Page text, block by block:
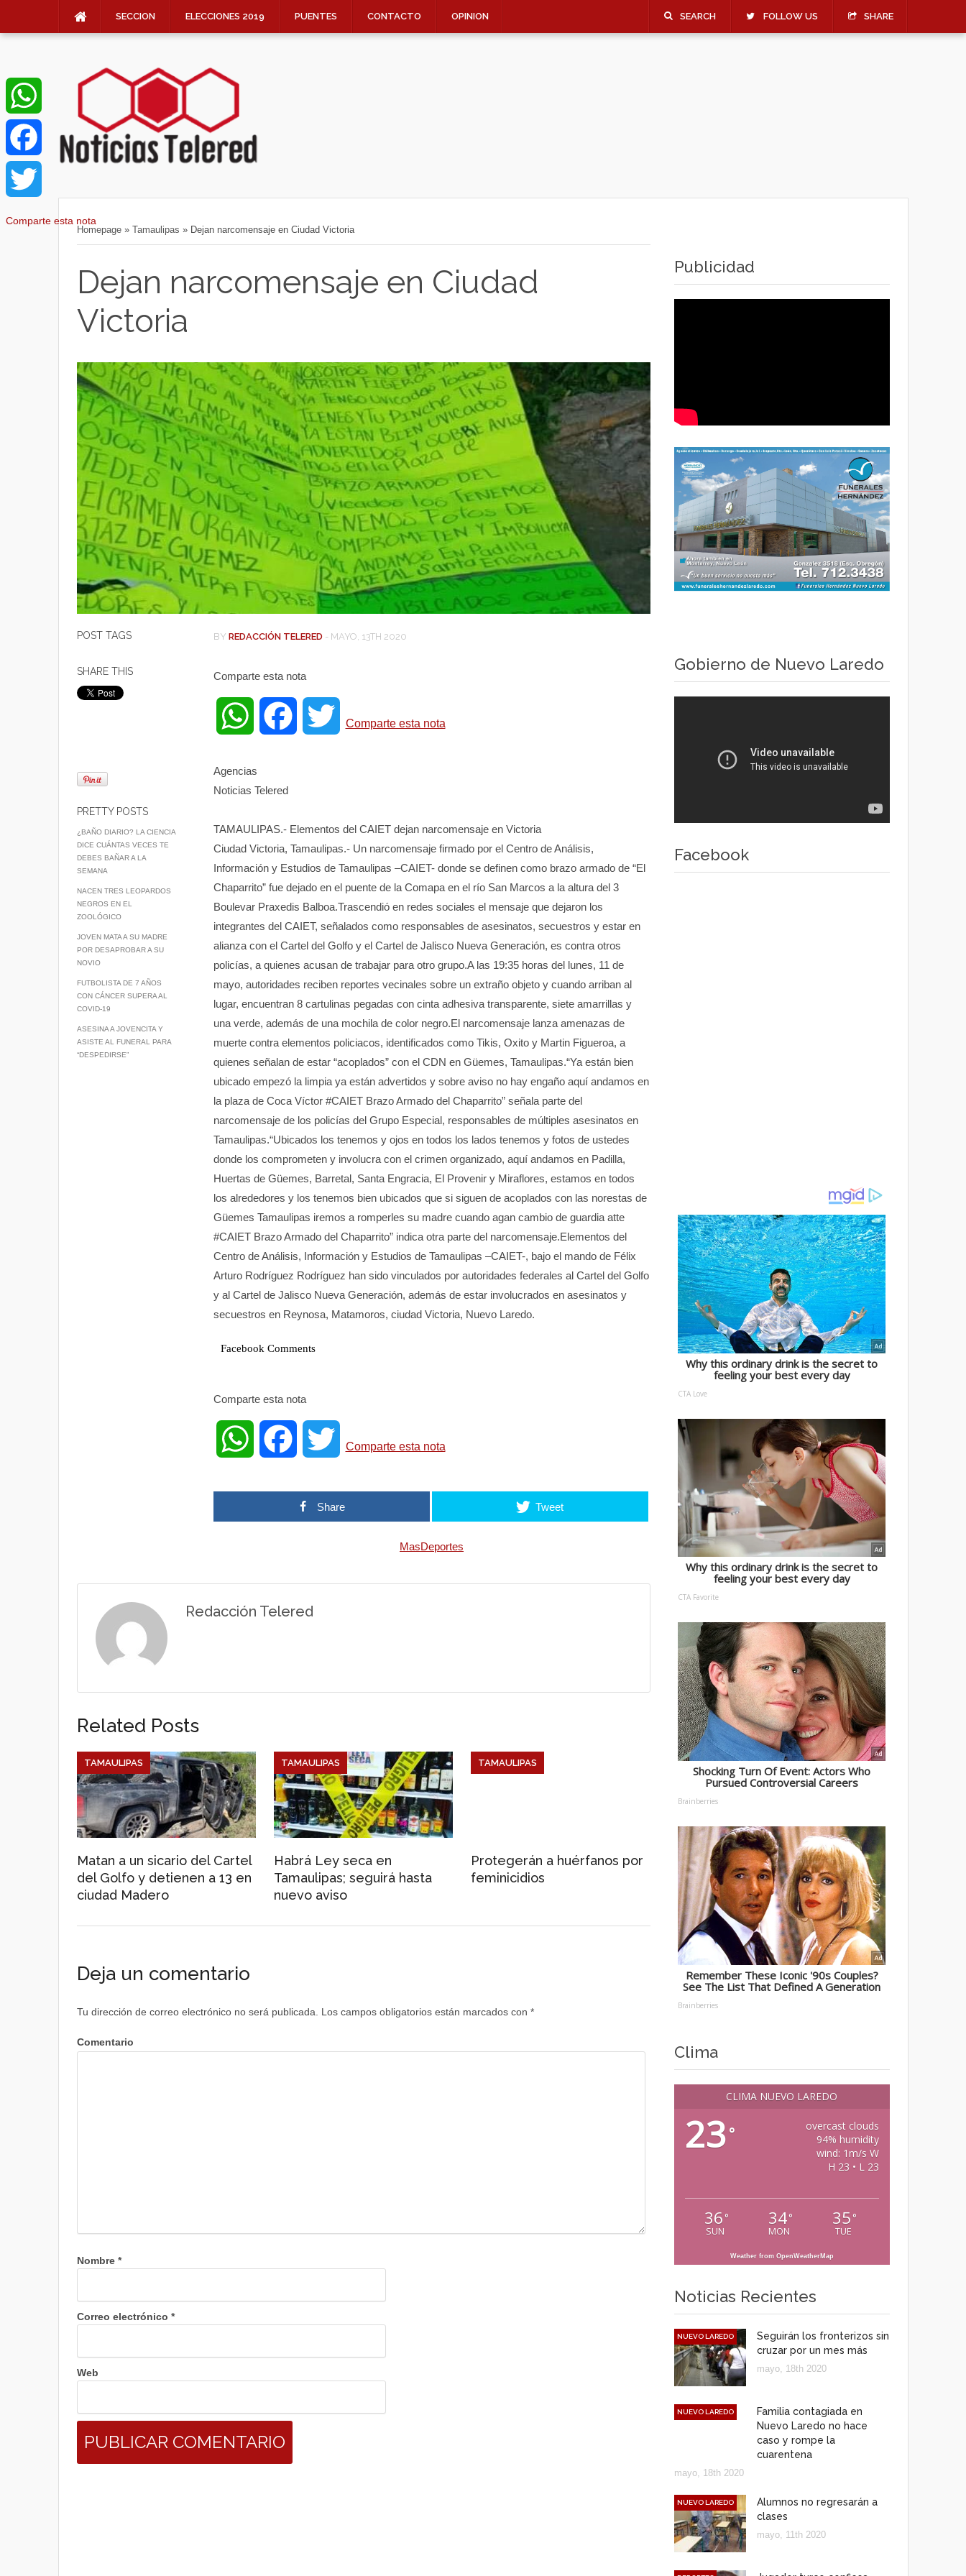
SECCION ELECCIONES 2019 PUENTES CONTACTO OPINION SEARCH FOLLOW US SHARE
Homepage » Tamaulipas » Dejan narcomensaje en Ciudad Victoria
Dejan narcomensaje en Ciudad
Victoria
POST TAGS
SHARE THIS
PRETTY POSTS
¿BAÑO DIARIO? LA CIENCIA
DICE CUÁNTAS VECES TE
DEBES BAÑAR A LA
SEMANA
NACEN TRES LEOPARDOS
NEGROS EN EL
ZOOLÓGICO
JOVEN MATA A SU MADRE
POR DESAPROBAR A SU
NOVIO
FUTBOLISTA DE 7 AÑOS
CON CÁNCER SUPERA AL
COVID-19
ASESINA A JOVENCITA Y
ASISTE AL FUNERAL PARA
“DESPEDIRSE”
BY REDACCIÓN TELERED - MAYO, 13TH 2020
Comparte esta nota
W
a
s
A
e
b
o
o
t
e
r
Comparte esta nota
Agencias
Noticias Telered
TAMAULIPAS.- Elementos del CAIET dejan narcomensaje en Victoria
Ciudad Victoria, Tamaulipas.- Un narcomensaje firmado por el Centro de Análisis,
Información y Estudios de Tamaulipas –CAIET- donde se definen como brazo armado de “El
Chaparrito” fue dejado en el puente de la Comapa en el río San Marcos a la altura del 3
Boulevar Praxedis Balboa.Trascendió en redes sociales el mensaje que dejaron los
integrantes del CAIET, señalados como responsables de asesinatos, secuestros y estar en
alianza con el Cartel del Golfo y el Cartel de Jalisco Nueva Generación, es contra otros
policías, a quienes acusan de trabajar para otro grupo.A las 19:35 horas del lunes, 11 de
mayo, autoridades reciben reportes vecinales sobre un extraño objeto y cuando arriban al
lugar, encuentran 8 cartulinas pegadas con cinta adhesiva transparente, siete amarrillas y
una verde, además de una mochila de color negro.El narcomensaje lanza amenazas de
muerte contra elementos policiacos, identificados como Tikis, Oxito y Martin Figueroa, a
quienes señalan de estar “acoplados” con el CDN en Güemes, Tamaulipas.“Ya están bien
ubicado empezó la limpia ya están advertidos y sobre aviso no hay engaño aquí andamos en
la plaza de Coca Víctor #CAIET Brazo Armado del Chaparrito” señala parte del
narcomensaje de los policías del Grupo Especial, responsables de múltiples asesinatos en
Tamaulipas.“Ubicados los tenemos y ojos en todos los lados tenemos y fotos de ustedes
donde los comprometen y involucra con el crimen organizado, aquí andamos en Padilla,
Huertas de Güemes, Barretal, Santa Engracia, El Provenir y Miraflores, estamos en todos
los alrededores y los tenemos bien ubicados que si siguen de acoplados con las norestas de
Güemes Tamaulipas iremos a romperles su madre cuando agan cambio de guardia atte
#CAIET Brazo Armado del Chaparrito” indica otra parte del narcomensaje.Elementos del
Centro de Análisis, Información y Estudios de Tamaulipas –CAIET-, bajo el mando de Félix
Arturo Rodríguez Rodríguez han sido vinculados por autoridades federales al Cartel del Golfo
y al Cartel de Jalisco Nueva Generación, además de estar involucrados en asesinatos y
secuestros en Reynosa, Matamoros, ciudad Victoria, Nuevo Laredo.
Facebook Comments
Comparte esta nota
W
s
c
b
i
t
Comparte esta nota
Share Tweet
MasDeportes
Redacción Telered
Related Posts
Matan a un sicario del Cartel
del Golfo y detienen a 13 en
ciudad Madero
TAMAULIPAS
Habrá Ley seca en
Tamaulipas; seguirá hasta
nuevo aviso
TAMAULIPAS
Protegerán a huérfanos por
feminicidios
TAMAULIPAS
Deja un comentario
Tu dirección de correo electrónico no será publicada. Los campos obligatorios están marcados con *
Comentario
Nombre *
Correo electrónico *
Web
Publicidad
Gobierno de Nuevo Laredo
Facebook
Clima
CLIMA NUEVO LAREDO
23°
overcast clouds
94% humidity
wind: 1m/s W
H 23 • L 23
36 °
SUN
34°
MON
35 °
TUE
Weather from OpenWeatherMap
Noticias Recientes
Seguirán los fronterizos sin
cruzar por un mes más
NUEVO LAREDO
mayo, 18th 2020
Familia contagiada en
Nuevo Laredo no hace
caso y rompe la
cuarentena
NUEVO LAREDO
mayo, 18th 2020
Alumnos no regresarán a
clases
NUEVO LAREDO
mayo, 11th 2020
W
h F
T
Comparte esta nota